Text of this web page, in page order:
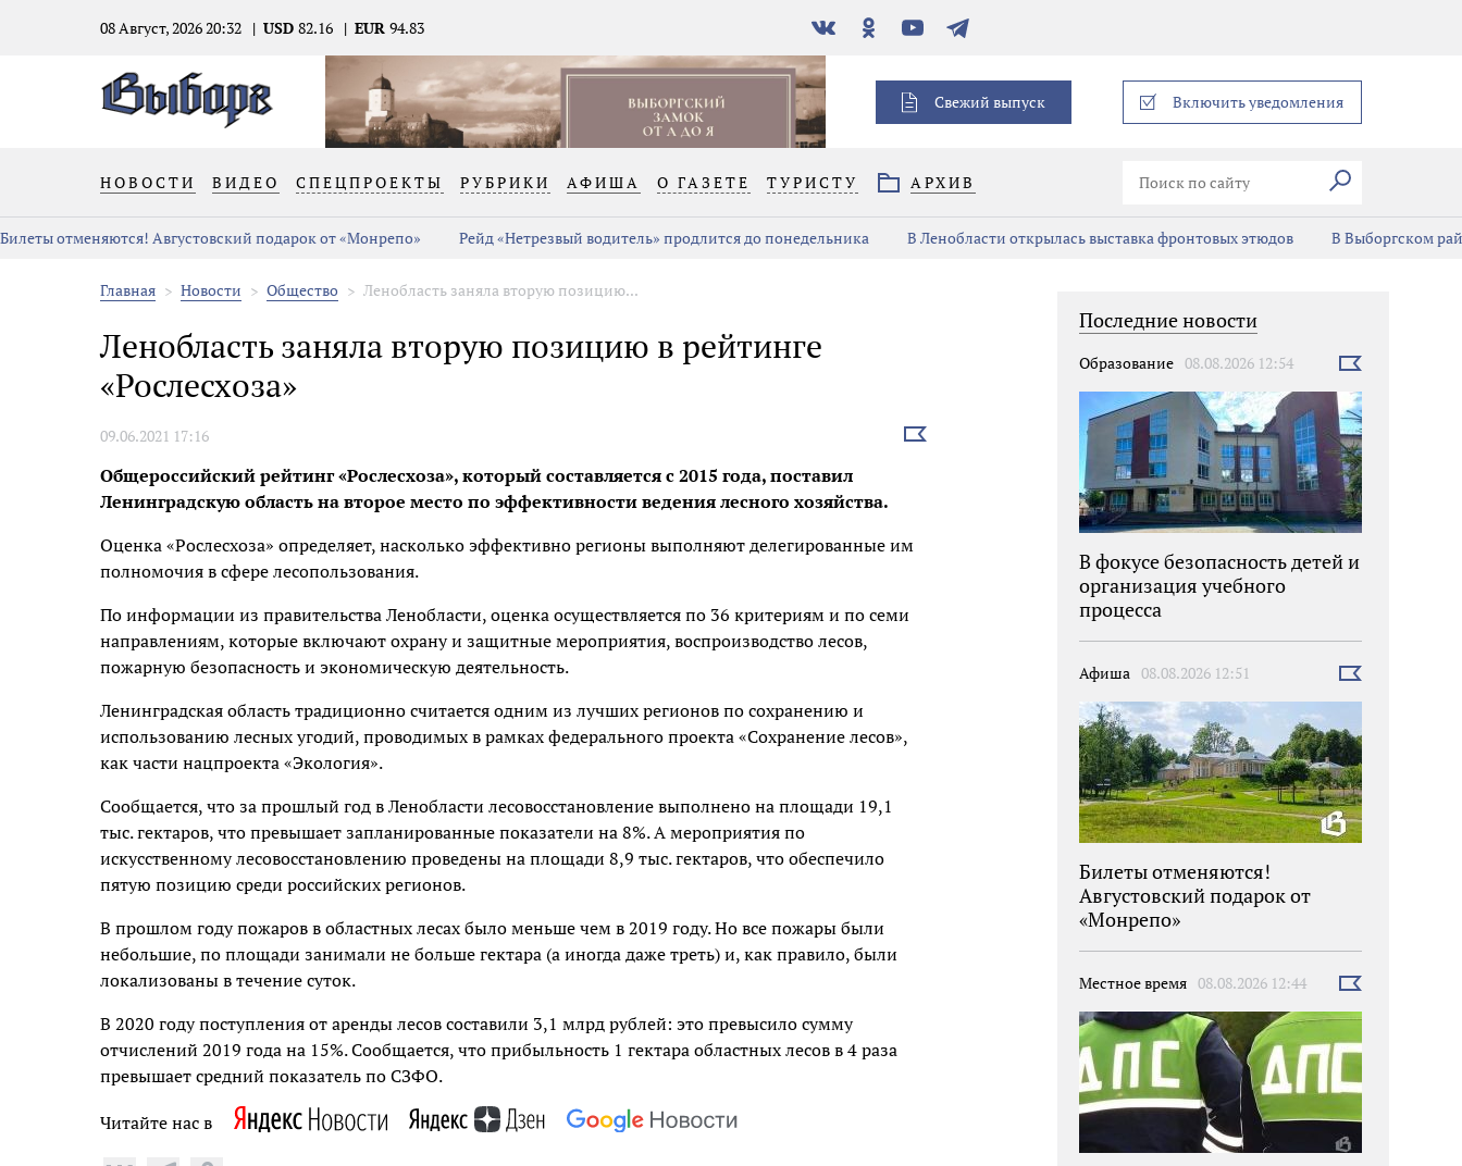
08 Август, 2026 20:32 USD 82.16 EUR 94.83
В
контакте
Одноклассники
YouTubeТелеграм
Свежий выпуск Включить уведомления
НОВОСТИ ВИДЕО СПЕЦПРОЕКТЫ РУБРИКИ АФИША О ГАЗЕТЕ ТУРИСТУ АРХИВ Искать
Билеты отменяются! Августовский подарок от «Монрепо» Рейд «Нетрезвый водитель» продлится до понедельника В Ленобласти открылась выставка фронтовых этюдов В Выборгском
Главная Новости Общество Ленобласть заняла вторую позицию...
Ленобласть заняла вторую позицию в рейтинге
«Рослесхоза»
09.06.2021 17:16
Выбрать
Общероссийский рейтинг «Рослесхоза», который составляется с 2015 года, поставил
Ленинградскую область на второе место по эффективности ведения лесного хозяйства.
Оценка «Рослесхоза» определяет, насколько эффективно регионы выполняют делегированные им
полномочия в сфере лесопользования.
По информации из правительства Ленобласти, оценка осуществляется по 36 критериям и по семи
направлениям, которые включают охрану и защитные мероприятия, воспроизводство лесов,
пожарную безопасность и экономическую деятельность.
Ленинградская область традиционно считается одним из лучших регионов по сохранению и
использованию лесных угодий, проводимых в рамках федерального проекта «Сохранение лесов»,
как части нацпроекта «Экология».
Сообщается, что за прошлый год в Ленобласти лесовосстановление выполнено на площади 19,1
тыс. гектаров, что превышает запланированные показатели на 8%. А мероприятия по
искусственному лесовосстановлению проведены на площади 8,9 тыс. гектаров, что обеспечило
пятую позицию среди российских регионов.
В прошлом году пожаров в областных лесах было меньше чем в 2019 году. Но все пожары были
небольшие, по площади занимали не больше гектара (а иногда даже треть) и, как правило, были
локализованы в течение суток.
В 2020 году поступления от аренды лесов составили 3,1 млрд рублей: это превысило сумму
отчислений 2019 года на 15%. Сообщается, что прибыльность 1 гектара областных лесов в 4 раза
превышает средний показатель по СЗФО.
Читайте нас в
Последние новости
Образование 08.08.2026 12:54
Выбрать
В фокусе безопасность детей и
организация учебного
процесса
Афиша 08.08.2026 12:51
Выбрать
Билеты отменяются!
Августовский подарок от
«Монрепо»
Местное время 08.08.2026 12:44
Выбрать